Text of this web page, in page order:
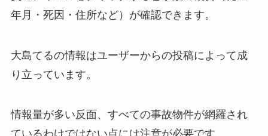
年月・死因・住所など）が確認できます。
大島てるの情報はユーザーからの投稿によって成
り立っています。
情報量が多い反面、すべての事故物件が網羅され